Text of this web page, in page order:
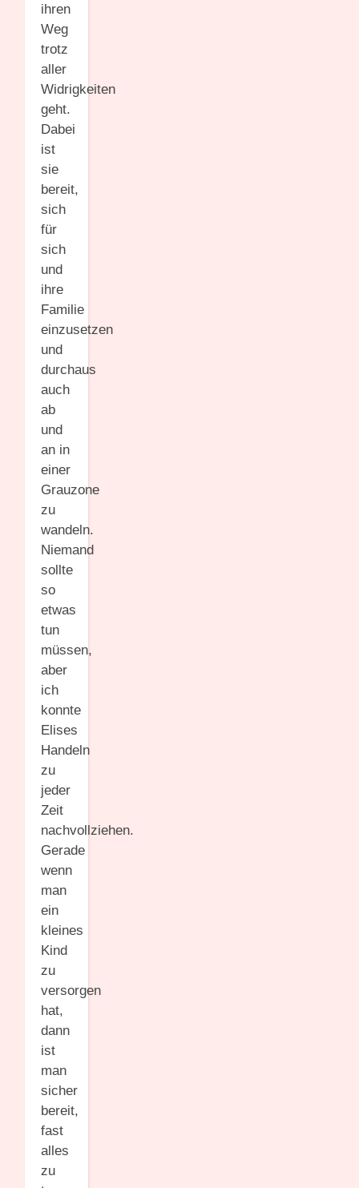
ihren
Weg
trotz
aller
Widrigkeiten
geht.
Dabei
ist
sie
bereit,
sich
für
sich
und
ihre
Familie
einzusetzen
und
durchaus
auch
ab
und
an in
einer
Grauzone
zu
wandeln.
Niemand
sollte
so
etwas
tun
müssen,
aber
ich
konnte
Elises
Handeln
zu
jeder
Zeit
nachvollziehen.
Gerade
wenn
man
ein
kleines
Kind
zu
versorgen
hat,
dann
ist
man
sicher
bereit,
fast
alles
zu